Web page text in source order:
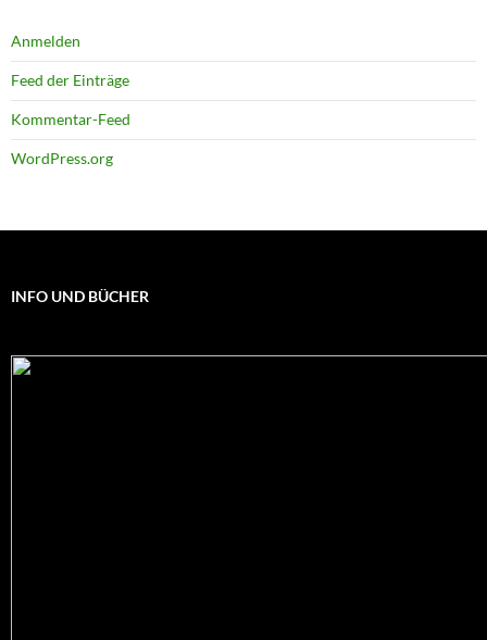
Anmelden
Feed der Einträge
Kommentar-Feed
WordPress.org
INFO UND BÜCHER